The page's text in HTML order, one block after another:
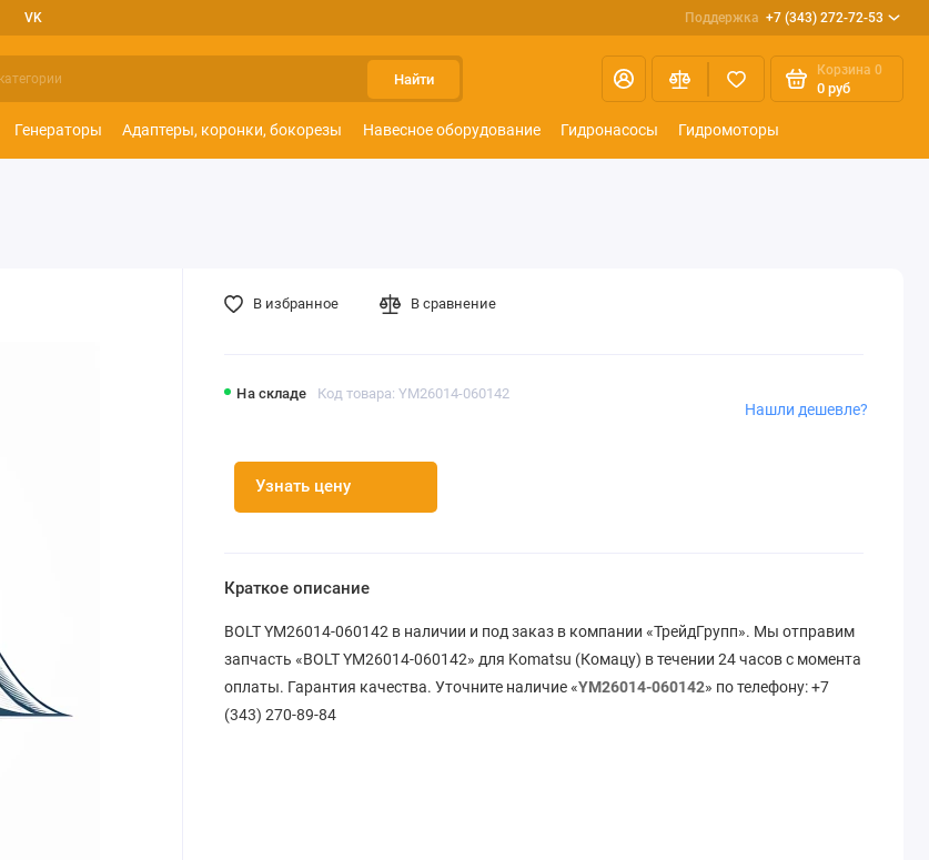
VK Поддержка +7 (343) 272-72-53
Найти
Корзина 0
0 руб
Генераторы Адаптеры, коронки, бокорезы Навесное оборудование Гидронасосы Гидромоторы
На складе Код товара: YM26014-060142
Узнать цену
Нашли дешевле?
В избранное В сравнение
Краткое описание
BOLT YM26014-060142 в наличии и под заказ в компании «ТрейдГрупп». Мы отправим
запчасть «BOLT YM26014-060142» для Komatsu (Комацу) в течении 24 часов с момента
оплаты. Гарантия качества. Уточните наличие «YM26014-060142» по телефону: +7
(343) 270-89-84